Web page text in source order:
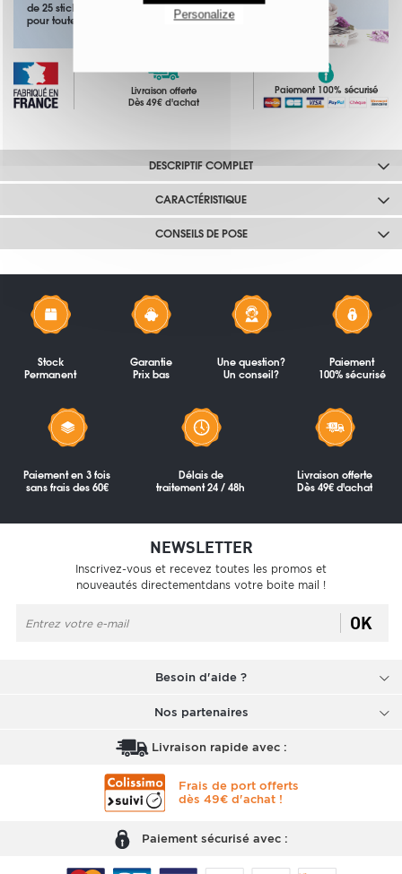
de 25 stickers papillons noirs
pour toute commande
Livraison offerte
Dès 49€ d'achat
Paiement 100% sécurisé
DESCRIPTIF COMPLET
CARACTÉRISTIQUE
CONSEILS DE POSE
Stock
Permanent
Garantie
Prix bas
Une question?
Un conseil?
Paiement
100% sécurisé
Paiement en 3 fois
sans frais des 60€
Délais de
traitement 24 / 48h
Livraison offerte
Dès 49€ d'achat
NEWSLETTER
Inscrivez-vous et recevez toutes les promos et
nouveautés directementdans votre boite mail !
OK
Besoin d'aide ?
Nos partenaires
Livraison rapide avec :
Frais de port offerts
dès 49€ d'achat !
Paiement sécurisé avec :
Personalize